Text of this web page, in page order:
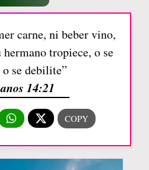
carne, ni beber vino,
tropiece, o se
se debilite”
14:21